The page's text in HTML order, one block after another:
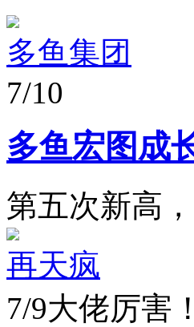
多鱼集团
7/10
多鱼宏图成
第五次新高
再天疯
7/9大佬厉害